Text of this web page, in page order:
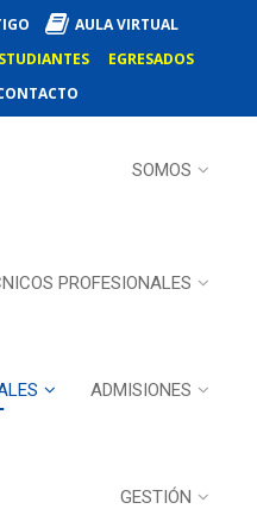
AULA VIRTUAL
EGRESADOS
SOMOS
PROFESIONALES
ADMISIONES
GESTIÓN